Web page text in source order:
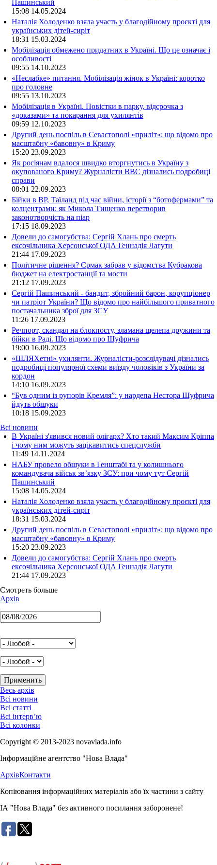
Пашинський
15:08 14.05.2024
Наталія Холоденко взяла участь у благодійному проєкті для
українських дітей-сиріт
18:31 15.03.2024
Мобілізація обмежено придатних в Україні. Що це означає і
особливості
09:55 14.10.2023
«Неслабке» питання. Мобілізація жінок в Україні: коротко
про головне
09:55 13.10.2023
Мобілізація в Україні. Повістки в парку, відсрочка з
«доказами» та покарання для ухилянтів
09:59 12.10.2023
Другий день поспіль в Севастополі «приліт»: що відомо про
масштабну «бавовну» в Криму
15:20 23.09.2023
Як росіянам вдалося швидко вторгнутись в Україну з
окупованого Криму? Журналісти ВВС дізнались подробиці
справи
08:01 22.09.2023
Бійки в ВР, Таїланд під час війни, історії з “ботофермами” та
колцентрами: як Микола Тищенко перетворив
законотворчість на піар
17:15 18.09.2023
Довели до самогубства: Сергій Хлань про смерть
ексочільника Херсонської ОДА Геннадія Лагути
21:44 17.09.2023
Політичне рішення? Єрмак забрав у відомства Кубракова
бюджет на електростанції та мости
21:12 17.09.2023
Сергій Пашинський - бандит, збройний барон, корупціонер
чи патріот України? Що відомо про найбільшого приватного
постачальника зброї для ЗСУ
11:26 17.09.2023
Речпорт, скандал на блокпосту, зламана щелепа дружини та
бійки в Раді. Що відомо про Шуфрича
19:00 16.09.2023
«ШЛЯХетні» ухилянти. Журналісти-розслідувачі дізнались
подробиці популярної схеми виїзду чоловіків з України за
кордон
14:10 16.09.2023
“Був одним із рупорів Кремля”: у нардепа Нестора Шуфрича
йдуть обшуки
10:18 15.09.2023
Всі новини
В Україні з'явився новий олігарх? Хто такий Максим Кріппа
і чому ним можуть зацікавитись спецслужби
11:49 14.11.2024
НАБУ провело обшуки в Генштабі та у колишнього
командувача військ зв’язку ЗСУ: при чому тут Сергій
Пашинський
15:08 14.05.2024
Наталія Холоденко взяла участь у благодійному проєкті для
українських дітей-сиріт
18:31 15.03.2024
Другий день поспіль в Севастополі «приліт»: що відомо про
масштабну «бавовну» в Криму
15:20 23.09.2023
Довели до самогубства: Сергій Хлань про смерть
ексочільника Херсонської ОДА Геннадія Лагути
21:44 17.09.2023
Смотреть больше
Архів
Весь архів
Всі новини
Всі статті
Всі інтерв’ю
Всі колонки
Copyright © 2013-2023 novavlada.info
Інформаційне агентство "Нова Влада"
АрхівКонтакти
Копіювання інформаційних матеріалів або їх частини з сайту
ІА "Нова Влада" без активного посилання заборонене!